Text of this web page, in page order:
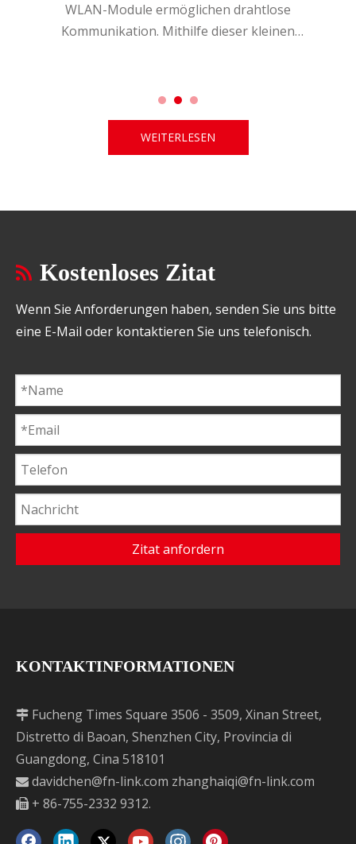
WLAN-Module ermöglichen drahtlose
Kommunikation. Mithilfe dieser kleinen
WEITERLESEN
Kostenloses Zitat
Wenn Sie Anforderungen haben, senden Sie uns bitte
eine E-Mail oder kontaktieren Sie uns telefonisch.
Zitat anfordern
KONTAKTINFORMATIONEN
 Fucheng Times Square 3506 - 3509, Xinan Street,
Distretto di Baoan, Shenzhen City, Provincia di
Guangdong, Cina 518101
 davidchen@fn-link.com zhanghaiqi@fn-link.com
 + 86-755-2332 9312.